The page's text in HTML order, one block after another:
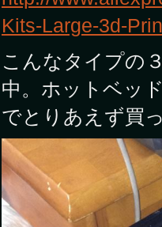
Kits-Large-3d-
こんなタイプの
中。ホットベッ
でとりあえず買